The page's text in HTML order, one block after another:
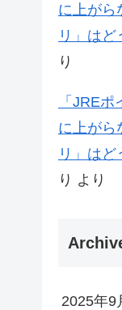
に上がら
リ」は
り
「JRE
に上がら
リ」は
り より
2025年9